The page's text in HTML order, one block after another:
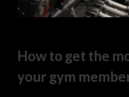
How to get the
your gym